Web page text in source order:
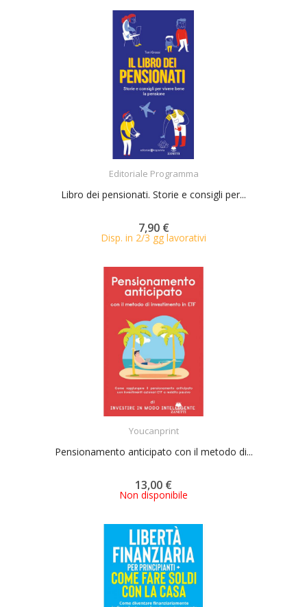
Editoriale Programma
Libro dei pensionati. Storie e consigli per...
7,90 €
Disp. in 2/3 gg lavorativi
Youcanprint
Pensionamento anticipato con il metodo di...
13,00 €
Non disponibile